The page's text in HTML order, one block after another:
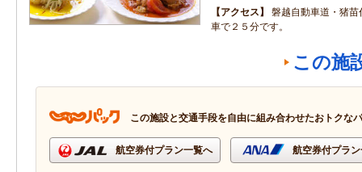
アクセス
磐越自動車道・猪
車で２５分です。
この施
この施設と交通手段を自由に組み合わせたおトクな
航空券付プラン一覧へ 航空券付プラ